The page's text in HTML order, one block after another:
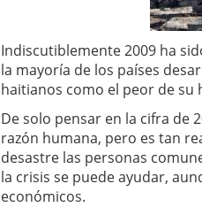
a los costes 21 de
¿Cuánto cuesta
Indiscutiblemente 2009 ha
la mayoría de los países
haitianos como el peor de su
De solo pensar en la cifra de
razón humana, pero es tan
desastre las personas
la crisis se puede ayudar,
económicos.